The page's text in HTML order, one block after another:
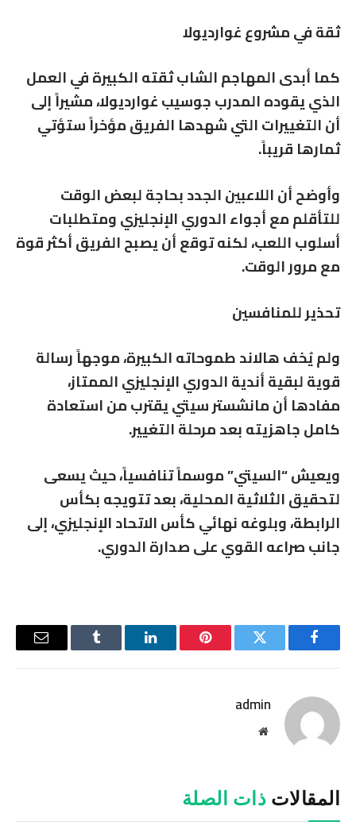
ثقة في مشروع غوارديولا
كما أبدى المهاجم الشاب ثقته الكبيرة في العمل
الذي يقوده المدربجوسيب غوارديولا، مشيراً إلى
أن التغييرات التي شهدها الفريق مؤخراً ستؤتي
ثمارها قريباً.
وأوضح أن اللاعبين الجدد بحاجة لبعض الوقت
للتأقلم مع أجواء الدوري الإنجليزي ومتطلبات
أسلوب اللعب، لكنه توقع أن يصبح الفريق أكثر قوة
مع مرور الوقت.
تحذير للمنافسين
ولم يُخف هالاند طموحاته الكبيرة، موجهاً رسالة
قوية لبقية أنديةالدوري الإنجليزي الممتاز،
مفادها أن مانشستر سيتي يقترب من استعادة
كامل جاهزيته بعد مرحلة التغيير.
ويعيش “السيتي” موسماً تنافسياً، حيث يسعى
لتحقيق الثلاثية المحلية، بعد تتويجه بكأس
الرابطة، وبلوغه نهائي كأس الاتحاد الإنجليزي، إلى
جانب صراعه القوي على صدارة الدوري.
فيسبوك تويتر بينتيريستلينكدإن Tumblr
البريد
admin
موقع
المقالات ذات الصلة